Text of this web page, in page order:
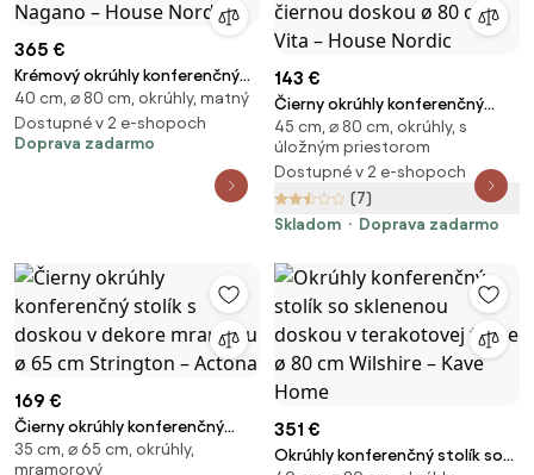
365 €
Krémový okrúhly konferenčný
stolík ø 80 cm Nagano – House
Nordic
40 cm, ⌀ 80 cm, okrúhly, matný
Dostupné v 2 e-shopoch
Doprava zadarmo
143 €
Čierny okrúhly konferenčný
stolík s čiernou doskou ø 80 cm
Vita – House Nordic
45 cm, ⌀ 80 cm, okrúhly, s
úložným priestorom
Dostupné v 2 e-shopoch
(7)
Skladom
Doprava zadarmo
169 €
Čierny okrúhly konferenčný
stolík s doskou v dekore
35 cm, ⌀ 65 cm, okrúhly,
mramorový
351 €
Okrúhly konferenčný stolík so